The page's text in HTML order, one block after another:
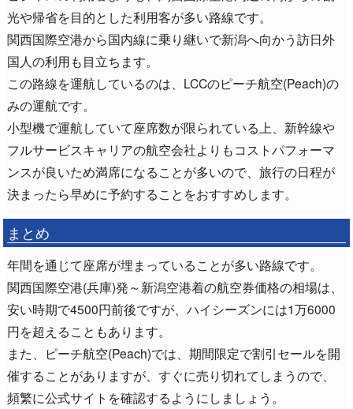
光や帰省を目的とした利用客が多い路線です。
関西国際空港から国内線に乗り継いで新潟へ向かう訪日外
国人の利用も目立ちます。
この路線を運航しているのは、LCCのピーチ航空(Peach)の
みの運航です。
小型機で運航していて座席数が限られている上、新幹線や
フルサービスキャリアの航空会社よりもコストパフォーマ
ンスが良いため満席になることが多いので、旅行の日程が
決まったら早めに予約することをおすすめします。
まとめ
年間を通じて座席が埋まっていることが多い路線です。
関西国際空港(兵庫)発～新潟空港着の航空券価格の相場は、
安い時期で4500円前後ですが、ハイシーズンには1万6000
円を超えることもあります。
また、ピーチ航空(Peach)では、期間限定で割引セールを開
催することがありますが、すぐに売り切れてしまうので、
頻繁に公式サイトを確認するようにしましょう。